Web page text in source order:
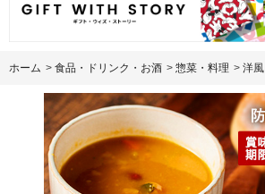
ホーム > 食品・ドリンク・お酒 > 惣菜・料理 > 洋風